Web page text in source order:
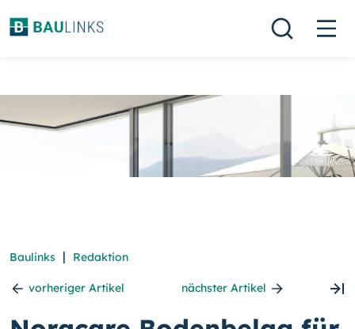
Baulinks | Redaktion
vorheriger Artikel nächster Artikel